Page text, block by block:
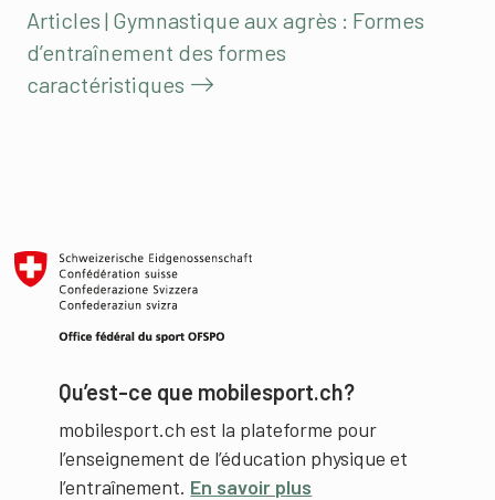
Articles | Gymnastique aux agrès : Formes
d’entraînement des formes
caractéristiques
Qu’est-ce que mobilesport.ch?
mobilesport.ch est la plateforme pour
l’enseignement de l’éducation physique et
l’entraînement. En savoir plus